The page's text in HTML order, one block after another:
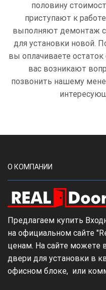
половину
приступают к
выполняют демонтаж
для установки новой.
вы оплачиваете
вас возникают
позвонить нашему
О КОМПАНИИ
Предлагаем купить
на официальном сайте
ценам. На сайте можете
двери для установки в
офисном блоке, или